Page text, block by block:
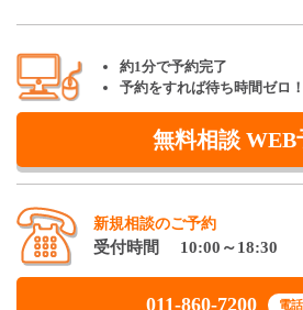
約1分で予約完了
予約をすれば待ち時間ゼロ！
無料相談 WEB
新規相談のご予約
受付時間 10:00～18:30
011-860-7200 電